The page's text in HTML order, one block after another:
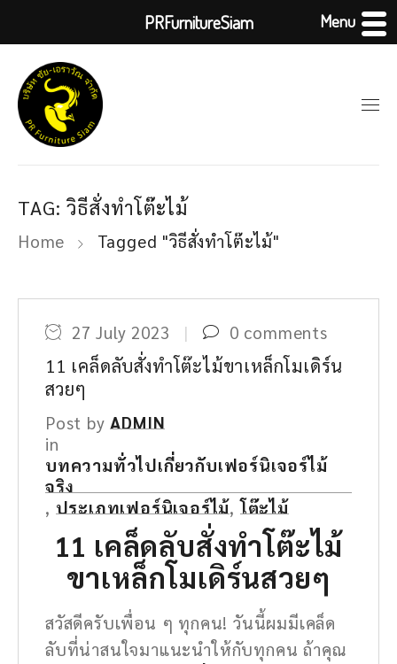
Home Tagged "วิธีสั่งทำโต๊ะไม้"
TAG: วิธีสั่งทำโต๊ะไม้
27 July 2023 0 comments
11 เคล็ดลับสั่งทำโต๊ะไม้ขาเหล็กโมเดิร์น
สวยๆ
Post byADMIN
in
บทความทั่วไปเกี่ยวกับเฟอร์นิเจอร์ไม้
จริง
, ประเภทเฟอร์นิเจอร์ไม้,โต๊ะไม้
11 เคล็ดลับสั่งทำโต๊ะไม้
ขาเหล็กโมเดิร์นสวยๆ
สวัสดีครับเพื่อน ๆ ทุกคน! วันนี้ผมมีเคล็ด
ลับที่น่าสนใจมาแนะนำให้กับทุกคน ถ้าคุณ
PRFurnitureSiam Menu